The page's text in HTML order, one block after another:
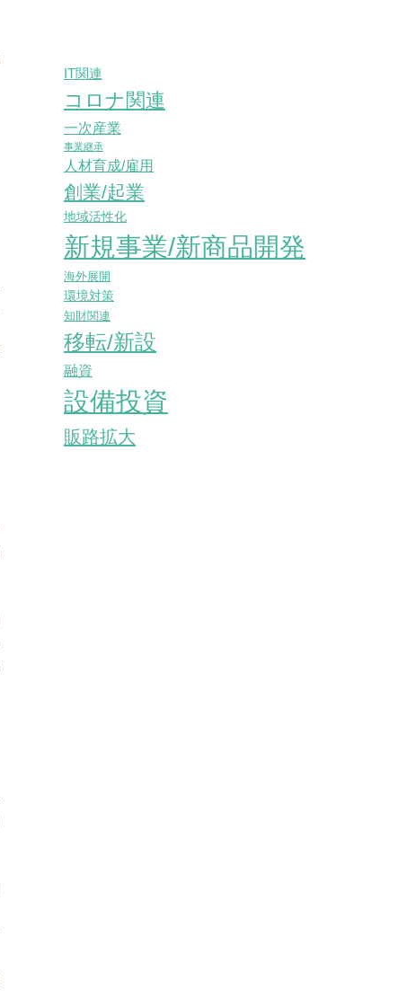
IT関連
コロナ関連
一次産業
事業継承
人材育成/雇用
創業/起業
地域活性化
新規事業/新商品開発
海外展開
環境対策
知財関連
移転/新設
融資
設備投資
販路拡大